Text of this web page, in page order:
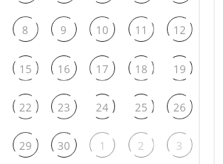
8 9 10 11 12
15 16 17 18 19
22 23 24 25 26
29 30 1 2 3